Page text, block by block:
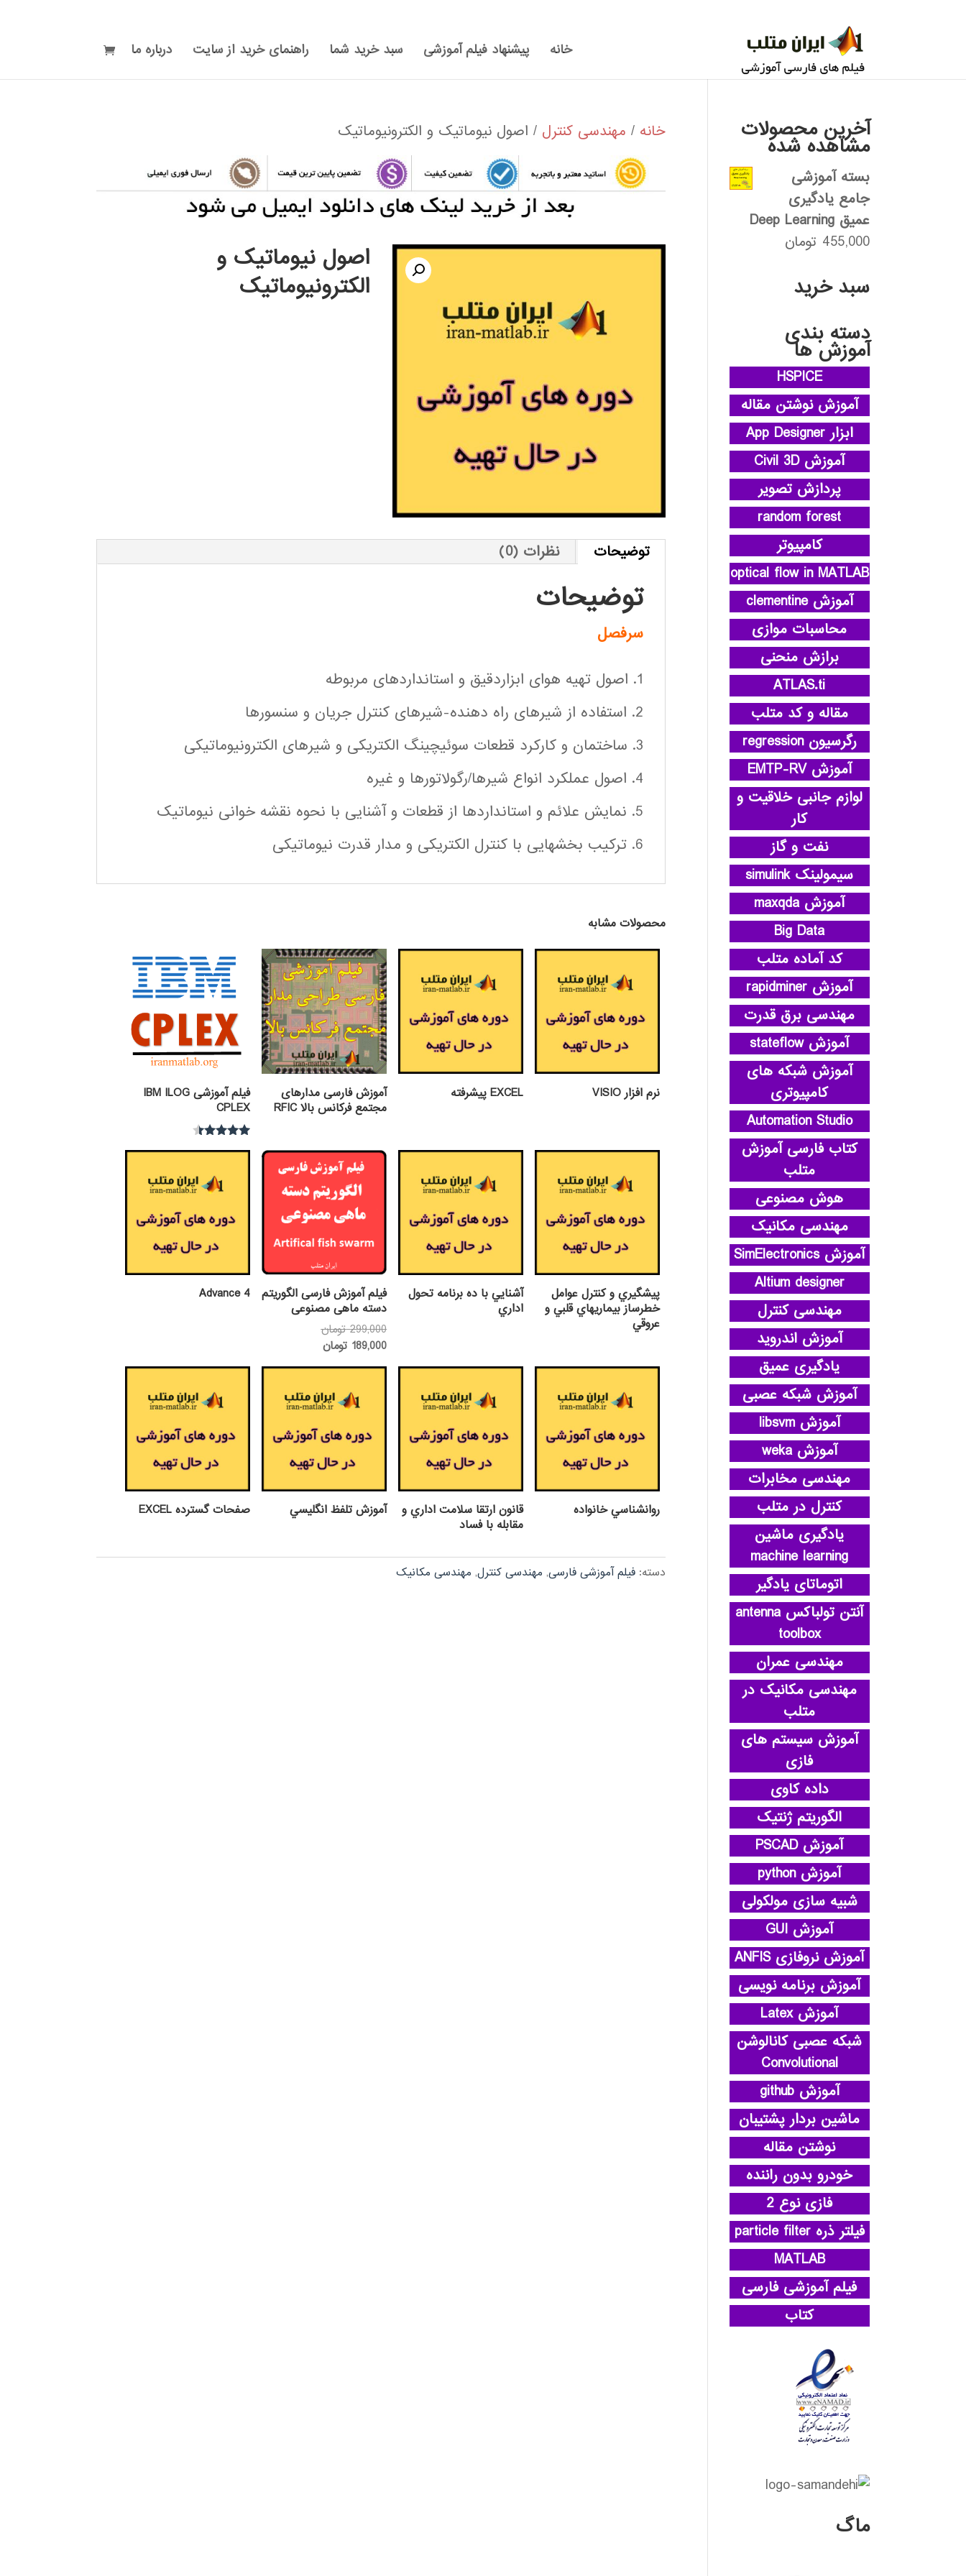
خانه پیشنهاد فیلم آموزشی سبد خرید شما راهنمای خرید از سایت درباره ما
خانه / مهندسی کنترل / اصول نیوماتیک و الکترونیوماتیک
اصول نیوماتیک و
الکترونیوماتیک
توضیحات نظرات (0)
توضیحات
سرفصل
1. اصول تهیه هوای ابزاردقیق و استانداردهای مربوطه
2. استفاده از شیرهای راه دهنده-شیرهای کنترل جریان و سنسورها
3. ساختمان و کارکرد قطعات سوئیچینگ الکتریکی و شیرهای الکترونیوماتیکی
4. اصول عملکرد انواع شیرها/رگولاتورها و غیره
5. نمایش علائم و استانداردها از قطعات و آشنایی با نحوه نقشه خوانی نیوماتیک
6. ترکیب بخشهایی با کنترل الکتریکی و مدار قدرت نیوماتیکی
محصولات مشابه
نرم افزار VISIO EXCEL پيشرفته
آموزش فارسی مدارهای
مجتمع فرکانس بالا RFIC
فیلم آموزشی IBM ILOG
CPLEX
پيشگيري و كنترل عوامل
خطرساز بيماريهاي قلبي و
عروقي
آشنايي با ده برنامه تحول
اداري
فیلم آموزش فارسی الگوریتم
دسته ماهی مصنوعی
299,000 تومانقیمت
299,000 تومان
189,000 تومانقیمت
فعلی:
Advance 4
روانشناسي خانواده
قانون ارتقا سلامت اداري و
مقابله با فساد
آموزش تلفظ انگليسي صفحات گسترده EXCEL
دسته: فیلم آموزشی فارسی, مهندسی کنترل, مهندسی مکانیک
آخرین محصولات
مشاهده شده
بسته آموزشی
جامع یادگیری
عمیق Deep Learning
455,000 تومان
سبد خرید
دسته بندی
آموزش ها
HSPICE
آموزش نوشتن مقاله
ابزار App Designer
آموزش Civil 3D
پردازش تصویر
random forest
کامپیوتر
optical flow in MATLAB
آموزش clementine
محاسبات موازی
برازش منحنی
ATLAS.ti
مقاله و کد متلب
رگرسیون regression
آموزش EMTP-RV
لوازم جانبی خلاقیت و
کار
نفت و گاز
سیمولینک simulink
آموزش maxqda
Big Data
کد آماده متلب
آموزش rapidminer
مهندسی برق قدرت
آموزش stateflow
آموزش شبکه های
کامپیوتری
Automation Studio
کتاب فارسی آموزش
متلب
هوش مصنوعی
مهندسی مکانیک
آموزش SimElectronics
Altium designer
مهندسی کنترل
آموزش اندروید
یادگیری عمیق
آموزش شبکه عصبی
آموزش libsvm
آموزش weka
مهندسی مخابرات
کنترل در متلب
یادگیری ماشین
machine learning
اتوماتای یادگیر
آنتن تولباکس antenna
toolbox
مهندسی عمران
مهندسی مکانیک در
متلب
آموزش سیستم های
فازی
داده کاوی
الگوریتم ژنتیک
آموزش PSCAD
آموزش python
شبیه سازی مولکولی
آموزش GUI
آموزش نروفازی ANFIS
آموزش برنامه نویسی
آموزش Latex
شبکه عصبی کانالوشن
Convolutional
آموزش github
ماشین بردار پشتیبان
نوشتن مقاله
خودرو بدون راننده
فازی نوع 2
فیلتر ذره particle filter
MATLAB
فیلم آموزشی فارسی
کتاب
ماگ